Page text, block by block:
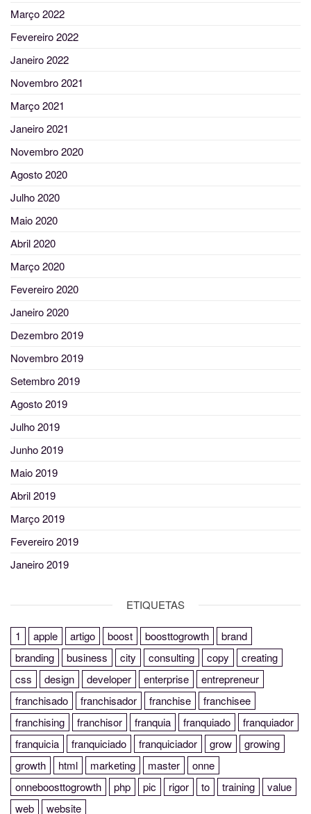
Março 2022
Fevereiro 2022
Janeiro 2022
Novembro 2021
Março 2021
Janeiro 2021
Novembro 2020
Agosto 2020
Julho 2020
Maio 2020
Abril 2020
Março 2020
Fevereiro 2020
Janeiro 2020
Dezembro 2019
Novembro 2019
Setembro 2019
Agosto 2019
Julho 2019
Junho 2019
Maio 2019
Abril 2019
Março 2019
Fevereiro 2019
Janeiro 2019
ETIQUETAS
1 apple artigo boost boosttogrowth
brand
branding
business city consulting copy
creating
css
design developer enterprise
entrepreneur
franchisado
franchisador franchise
franchisee
franchising
franchisor franquia franquiado
franquiador
franquicia
franquiciado franquiciador grow
growing
growth
html marketing master
onne
onneboosttogrowth
php pic rigor to training
value
web
website